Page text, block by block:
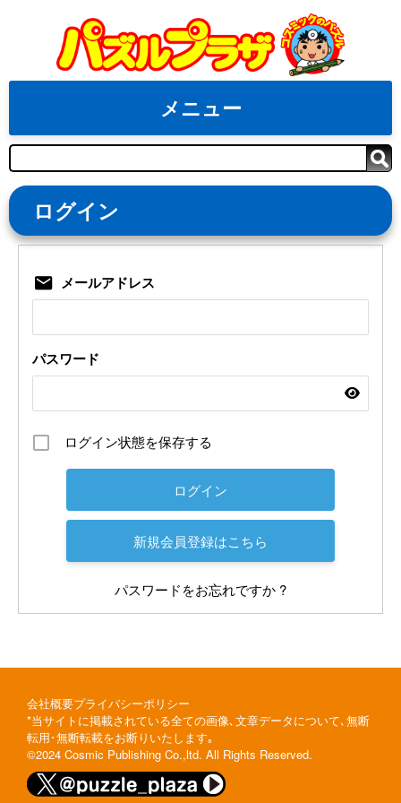
content
メニュー
検
索
ログイン
メールアドレス
パスワード
ログイン状態を保存する
新規会員登録はこちら
パスワードをお忘れですか ?
会社概要プライバシーポリシー
*当サイトに掲載されている全ての画像､文章データについて､無断
転用･無断転載をお断りいたします｡
©2024 Cosmic Publishing Co.,ltd. All Rights Reserved.